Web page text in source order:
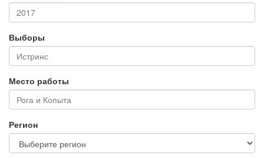
Выборы
Место работы
Регион